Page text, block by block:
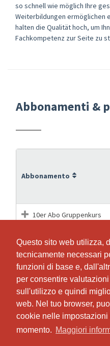
Questo sito web utilizza,
tecnicamente necessari
funzioni di base e,
per consentire
sull'utilizzo e quindi
web. Nel tuo browser,
cookie nelle
momento. Maggiori
Questo sito web utilizza,
tecnicamente necessari
funzioni di base e,
per consentire
sull'utilizzo e quindi
web. Nel tuo browser,
cookie nelle
momento. Maggiori
so schnell wie möglich Ihre
Weiterbildungen ermöglichen
halten die Qualität hoch, um
Fachkompetenz zur Seite zu
Abbonamenti &
Abbonamento
10er Abo Gruppenkurs
10er Abo Skype Kurs
Einzel Stunde Gruppe
Probestunde
Skype Einzel Stunde